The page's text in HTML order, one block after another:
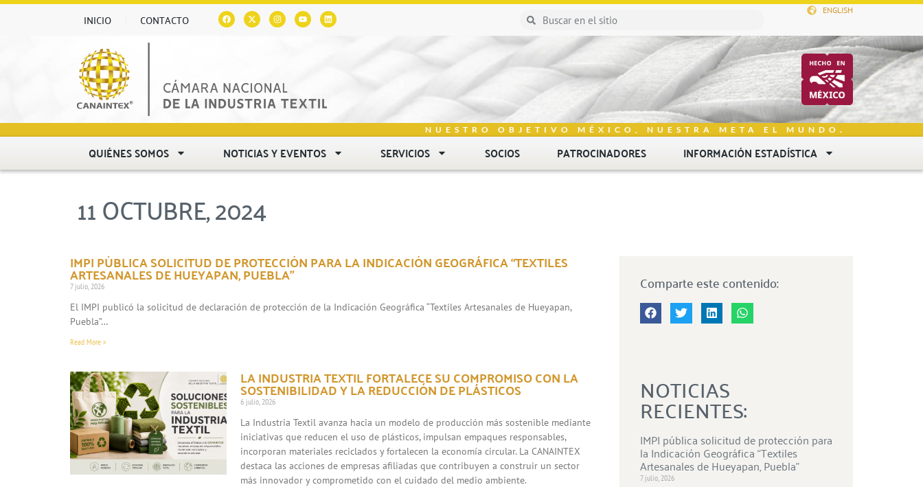
INICIO CONTACTO
ENGLISH
NUESTRO OBJETIVO MÉXICO, NUESTRA META EL MUNDO.
QUIÉNES SOMOS NOTICIAS Y EVENTOS SERVICIOS SOCIOS PATROCINADORES INFORMACIÓN ESTADÍSTICA
11 OCTUBRE, 2024
IMPI PÚBLICA SOLICITUD DE PROTECCIÓN PARA LA INDICACIÓN GEOGRÁFICA “TEXTILES
ARTESANALES DE HUEYAPAN, PUEBLA”
7 julio, 2026
El IMPI publicó la solicitud de declaración de protección de la Indicación Geográfica “Textiles Artesanales de Hueyapan,
Puebla”…
Read More »
LA INDUSTRIA TEXTIL FORTALECE SU COMPROMISO CON LA
SOSTENIBILIDAD Y LA REDUCCIÓN DE PLÁSTICOS
6 julio, 2026
La Industria Textil avanza hacia un modelo de producción más sostenible mediante
iniciativas que reducen el uso de plásticos, impulsan empaques responsables,
incorporan materiales reciclados y fortalecen la economía circular. La CANAINTEX
destaca las acciones de empresas afiliadas que contribuyen a construir un sector
más innovador y comprometido con el cuidado del medio ambiente.
Comparte este contenido:
NOTICIAS
RECIENTES:
IMPI pública solicitud de protección para
la Indicación Geográfica “Textiles
Artesanales de Hueyapan, Puebla”
7 julio, 2026